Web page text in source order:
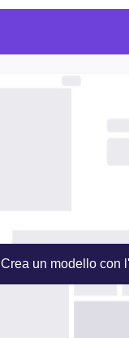
Crea un modello con